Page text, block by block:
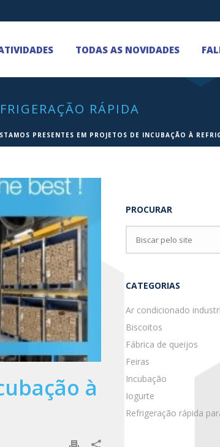
TODAS AS NOVIDADES
RÁPIDA
PRESENTES EM PROJETOS DE INCUBAÇÃO À
à
PROCURAR
CATEGORIAS
Ar condicionado
Biscoitos
Fábrica de queijos
Feiras
Incubação
Iogurte
Refrigeração rápida